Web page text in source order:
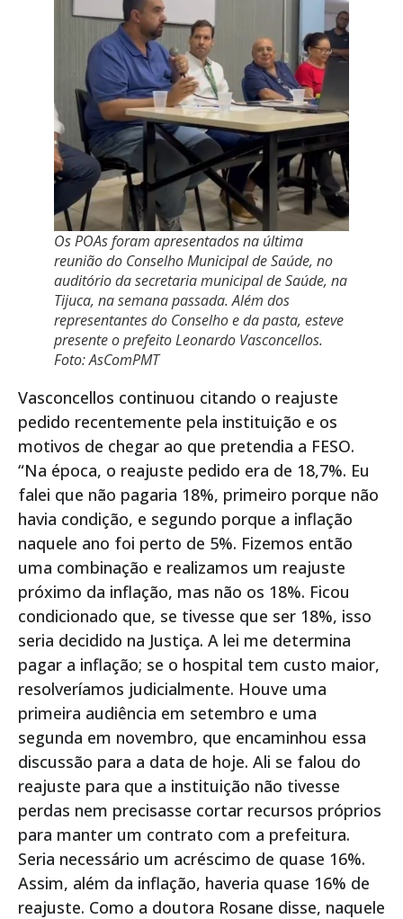
Os POAs foram apresentados na última
reunião do Conselho Municipal de Saúde, no
auditório da secretaria municipal de Saúde, na
Tijuca, na semana passada. Além dos
representantes do Conselho e da pasta, esteve
presente o prefeito Leonardo Vasconcellos.
Foto: AsComPMT
Vasconcellos continuou citando o reajuste
pedido recentemente pela instituição e os
motivos de chegar ao que pretendia a FESO.
“Na época, o reajuste pedido era de 18,7%. Eu
falei que não pagaria 18%, primeiro porque não
havia condição, e segundo porque a inflação
naquele ano foi perto de 5%. Fizemos então
uma combinação e realizamos um reajuste
próximo da inflação, mas não os 18%. Ficou
condicionado que, se tivesse que ser 18%, isso
seria decidido na Justiça. A lei me determina
pagar a inflação; se o hospital tem custo maior,
resolveríamos judicialmente. Houve uma
primeira audiência em setembro e uma
segunda em novembro, que encaminhou essa
discussão para a data de hoje. Ali se falou do
reajuste para que a instituição não tivesse
perdas nem precisasse cortar recursos próprios
para manter um contrato com a prefeitura.
Seria necessário um acréscimo de quase 16%.
Assim, além da inflação, haveria quase 16% de
reajuste. Como a doutora Rosane disse, naquele